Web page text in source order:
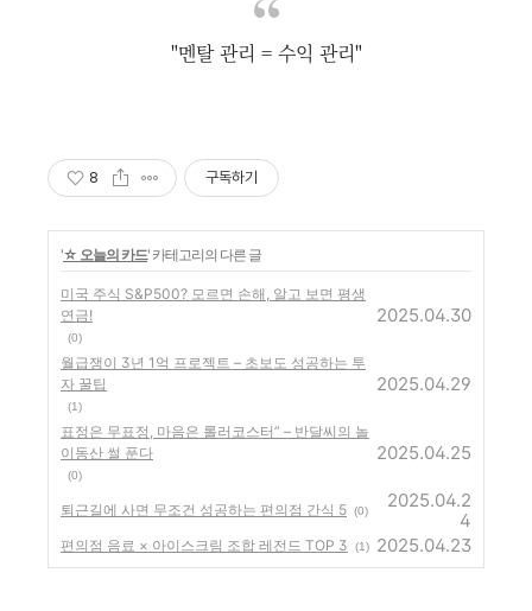
"멘탈 관리 = 수익 관리"
8 구독하기
'☆ 오늘의 카드' 카테고리의 다른 글
미국 주식 S&P500? 모르면 손해, 알고 보면 평생
연금!
(0)
2025.04.30
월급쟁이 3년 1억 프로젝트 – 초보도 성공하는 투
자 꿀팁
(1)
2025.04.29
표정은 무표정, 마음은 롤러코스터” – 반달씨의 놀
이동산 썰 푼다
(0)
2025.04.25
퇴근길에 사면 무조건 성공하는 편의점 간식 5 (0)
2025.04.2
4
편의점 음료 × 아이스크림 조합 레전드 TOP 3 (1) 2025.04.23